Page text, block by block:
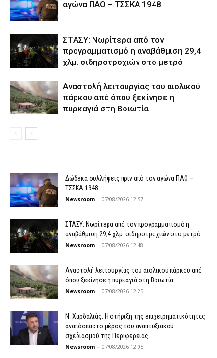
αγώνα ΠΑΟ – ΤΣΣΚΑ 1948
ΣΤΑΣΥ: Νωρίτερα από τον
προγραμματισμό η αναβάθμιση 29,4
χλμ. σιδηροτροχιών στο μετρό
Αναστολή λειτουργίας του αιολικού
πάρκου από όπου ξεκίνησε η
πυρκαγιά στη Βοιωτία
Δώδεκα συλλήψεις πριν από τον αγώνα ΠΑΟ –
ΤΣΣΚΑ 1948
Newsroom - 07/08/2026 12:57
ΣΤΑΣΥ: Νωρίτερα από τον προγραμματισμό η
αναβάθμιση 29,4 χλμ. σιδηροτροχιών στο μετρό
Newsroom - 07/08/2026 12:48
Αναστολή λειτουργίας του αιολικού πάρκου από
όπου ξεκίνησε η πυρκαγιά στη Βοιωτία
Newsroom - 07/08/2026 12:25
Ν. Χαρδαλιάς: Η στήριξη της επιχειρηματικότητας
αναπόσπαστο μέρος του αναπτυξιακού
σχεδιασμού της Περιφέρειας
Newsroom - 07/08/2026 12:05